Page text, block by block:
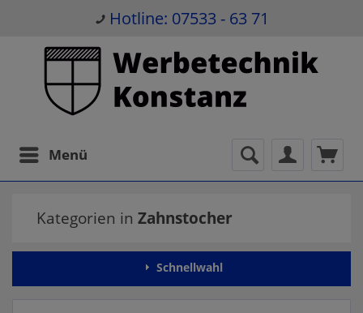
Hotline: 07533 - 63 71
Menü
Kategorien in Zahnstocher
Schnellwahl